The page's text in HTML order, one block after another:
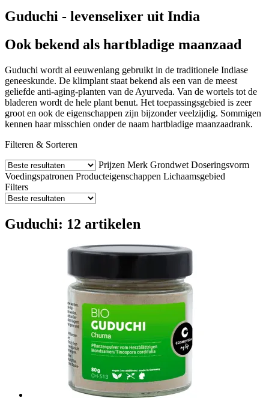
Guduchi - levenselixer uit India
Ook bekend als hartbladige maanzaad
Guduchi wordt al eeuwenlang gebruikt in de traditionele Indiase
geneeskunde. De klimplant staat bekend als een van de meest
geliefde anti-aging-planten van de Ayurveda. Van de wortels tot de
bladeren wordt de hele plant benut. Het toepassingsgebied is zeer
groot en ook de eigenschappen zijn bijzonder veelzijdig. Sommigen
kennen haar misschien onder de naam hartbladige maanzaadrank.
Filteren & Sorteren
Prijzen Merk Grondwet Doseringsvorm
Voedingspatronen Producteigenschappen Lichaamsgebied
Filters
Guduchi: 12 artikelen